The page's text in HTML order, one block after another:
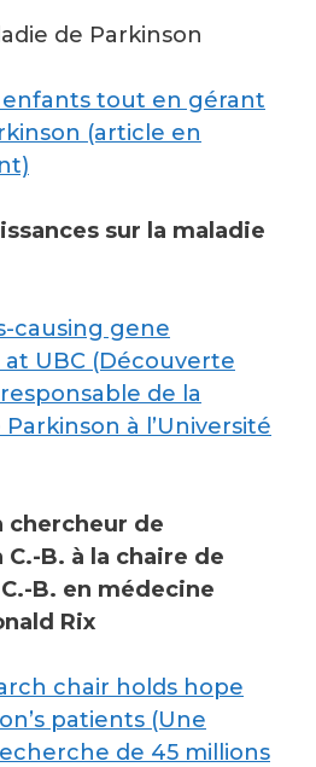
de Parkinson
enfants tout en gérant
(article en
sur la maladie
causing gene
at UBC (Découverte
de la
à l’Université
chercheur de
C.-B. à la chaire de
B. en médecine
Rix
chair holds hope
patients (Une
de 45 millions